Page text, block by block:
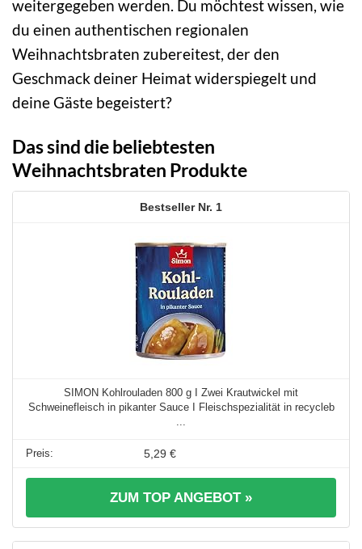
weitergegeben werden. Du möchtest wissen, wie
du einen authentischen regionalen
Weihnachtsbraten zubereitest, der den
Geschmack deiner Heimat widerspiegelt und
deine Gäste begeistert?
Das sind die beliebtesten
Weihnachtsbraten Produkte
1
SIMON Kohlrouladen 800 g I Zwei Krautwickel mit
Schweinefleisch in pikanter Sauce I Fleischspezialität in recycleb
...
5,29 €
ZUM TOP ANGEBOT »